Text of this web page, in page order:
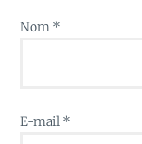
Nom *
E-mail *